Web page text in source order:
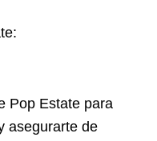
Pop Estate para
asegurarte de